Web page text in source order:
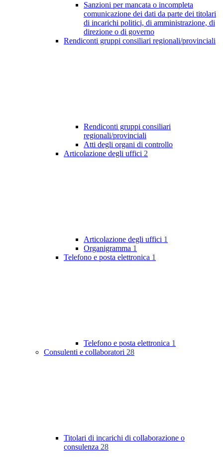
Sanzioni per mancata o incompleta
comunicazione dei dati da parte dei titolari
di incarichi politici, di amministrazione, di
direzione o di governo
Rendiconti gruppi consiliari regionali/provinciali
Rendiconti gruppi consiliari
regionali/provinciali
Atti degli organi di controllo
Articolazione degli uffici 2
Articolazione degli uffici 1
Organigramma 1
Telefono e posta elettronica 1
Telefono e posta elettronica 1
Consulenti e collaboratori 28
Titolari di incarichi di collaborazione o
consulenza 28